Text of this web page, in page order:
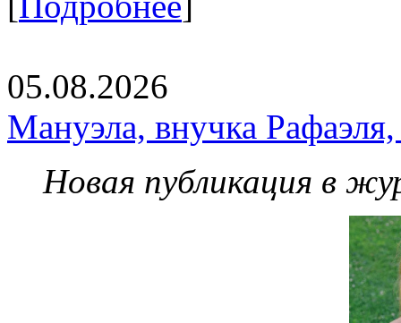
05.08.2026
Мануэла, внучка
Новая публикация в